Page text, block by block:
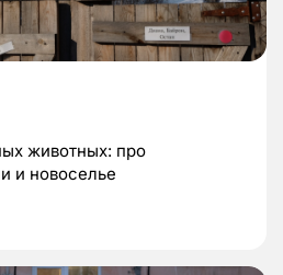
животных: про
и новоселье